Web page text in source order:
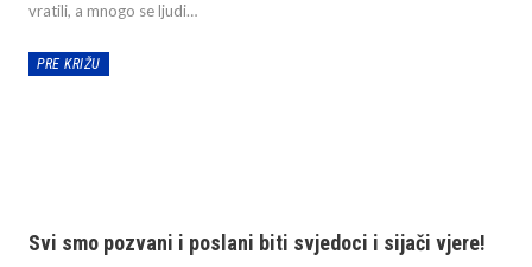
vratili, a mnogo se ljudi…
PRE KRIŽU
Svi smo pozvani i poslani biti svjedoci i sijači vjere!